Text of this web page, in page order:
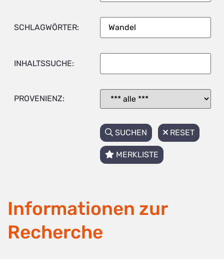
SCHLAGWÖRTER:
INHALTSSUCHE:
PROVENIENZ:
SUCHEN RESET
MERKLISTE
Informationen zur
Recherche